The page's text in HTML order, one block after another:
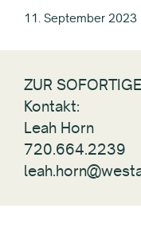
11. September 2023
ZUR
Kontakt:
Leah Horn
720.664.2239